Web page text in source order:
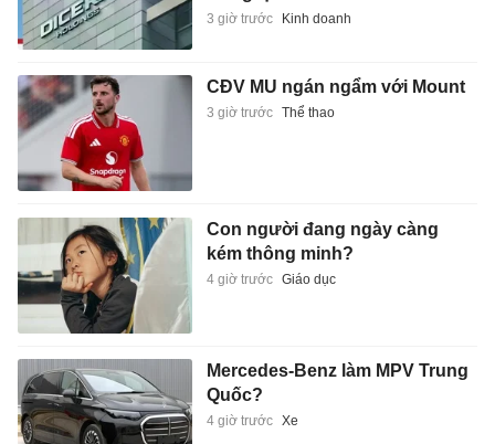
3 giờ trước Kinh doanh
CĐV MU ngán ngẩm với Mount
3 giờ trước Thể thao
Con người đang ngày càng
kém thông minh?
4 giờ trước Giáo dục
Mercedes-Benz làm MPV Trung
Quốc?
4 giờ trước Xe